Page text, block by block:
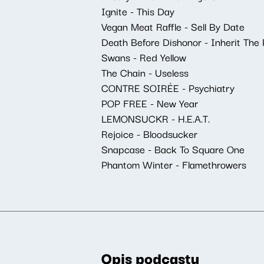
Ignite - This Day
Vegan Meat Raffle - Sell By Date
Death Before Dishonor - Inherit The
Swans - Red Yellow
The Chain - Useless
CONTRE SOIRÉE - Psychiatry
POP FREE - New Year
LEMONSUCKR - H.E.A.T.
Rejoice - Bloodsucker
Snapcase - Back To Square One
Phantom Winter - Flamethrowers
Opis podcastu